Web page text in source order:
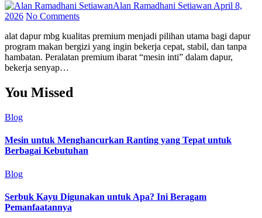
Alan Ramadhani SetiawanApril 8,
2026 No Comments
alat dapur mbg kualitas premium menjadi pilihan utama bagi dapur
program makan bergizi yang ingin bekerja cepat, stabil, dan tanpa
hambatan. Peralatan premium ibarat “mesin inti” dalam dapur,
bekerja senyap…
You Missed
Blog
Mesin untuk Menghancurkan Ranting yang Tepat untuk
Berbagai Kebutuhan
Blog
Serbuk Kayu Digunakan untuk Apa? Ini Beragam
Pemanfaatannya